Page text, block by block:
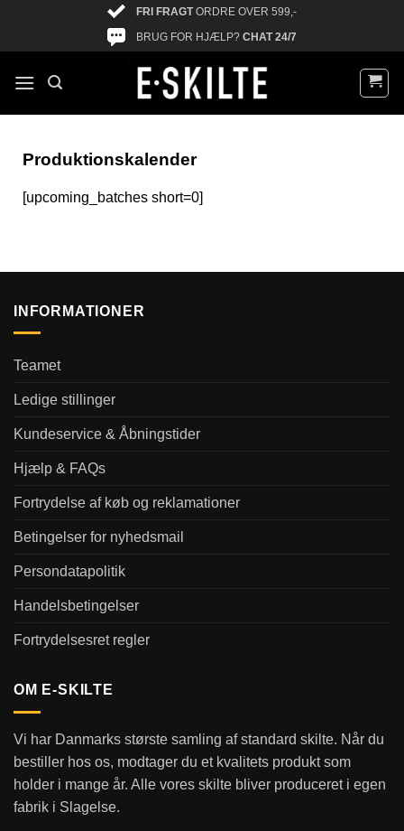
FRI FRAGTORDRE OVER 599,-
BRUG FOR HJÆLP? CHAT 24/7
Produktionskalender
[upcoming_batches short=0]
INFORMATIONER
Teamet
Ledige stillinger
Kundeservice & Åbningstider
Hjælp & FAQs
Fortrydelse af køb og reklamationer
Betingelser for nyhedsmail
Persondatapolitik
Handelsbetingelser
Fortrydelsesret regler
OM E-SKILTE
Vi har Danmarks største samling af standard skilte. Når du
bestiller hos os, modtager du et kvalitets produkt som
holder i mange år. Alle vores skilte bliver produceret i egen
fabrik i Slagelse.